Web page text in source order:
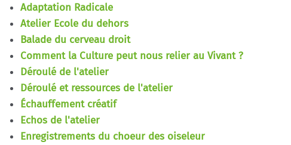
Adaptation Radicale
Atelier Ecole du dehors
Balade du cerveau droit
Comment la Culture peut nous relier au Vivant ?
Déroulé de l'atelier
Déroulé et ressources de l'atelier
Échauffement créatif
Echos de l'atelier
Enregistrements du choeur des oiseleur